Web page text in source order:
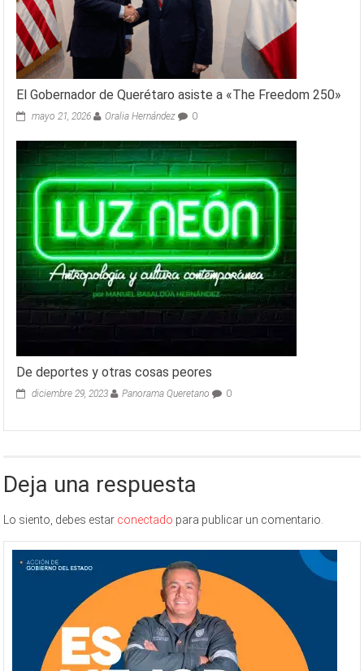
El Gobernador de Querétaro asiste a «The Freedom 250»
mayo 21, 2026 Oralia Hernández 0
De deportes y otras cosas peores
diciembre 29, 2023 Panorama Queretano 0
Deja una respuesta
Lo siento, debes estar conectado para publicar un comentario.